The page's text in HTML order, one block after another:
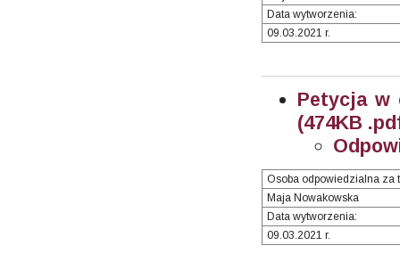
Data wytworzenia:
09.03.2021 r.
Petycja w
(474KB
Osoba odpowiedzialna za
Maja Nowakowska
Data wytworzenia:
09.03.2021 r.